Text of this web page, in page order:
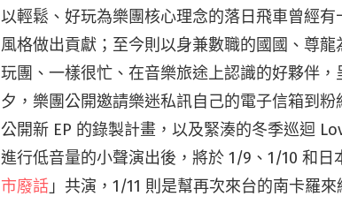
以輕鬆、好玩為樂團核心理念的落日飛車曾經
風格做出貢獻；至今則以身兼數職的國國、尊
玩團、一樣很忙、在音樂旅途上認識的好夥伴
夕，樂團公開邀請樂迷私訊自己的電子信箱到
公開新 EP 的錄製計畫，以及緊湊的冬季巡迴
進行低音量的小聲演出後，將於 1/9、1/10 和日
市廢話 」共演，1/11 則是幫再次來台的南卡羅